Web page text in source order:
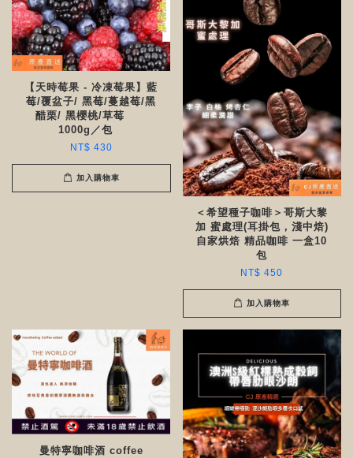
【天時莓果 - 冷凍莓果】藍
莓/覆盆子/ 黑莓/蔓越莓/黑
醋栗/ 黑櫻桃/草莓
1000g／包
NT$ 430
加入購物車
＜希望種子咖啡＞哥斯大黎
加 蜜處理(耳掛包，淺中焙)
自家烘焙 精品咖啡 一盒10
包
NT$ 450
加入購物車
曼特寧咖啡酒 coffee